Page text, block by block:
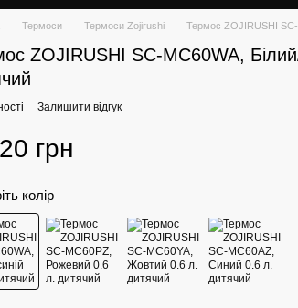
Термоси Термоси Zojirushi Термос ZOJIRUSHI SC-
ZOJIRUSHI SC-MC60WA,
Залишити відгук
грн
колір